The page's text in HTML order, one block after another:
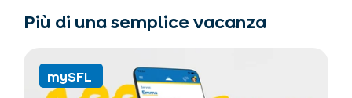
Più di una semplice vacanza
mySFL